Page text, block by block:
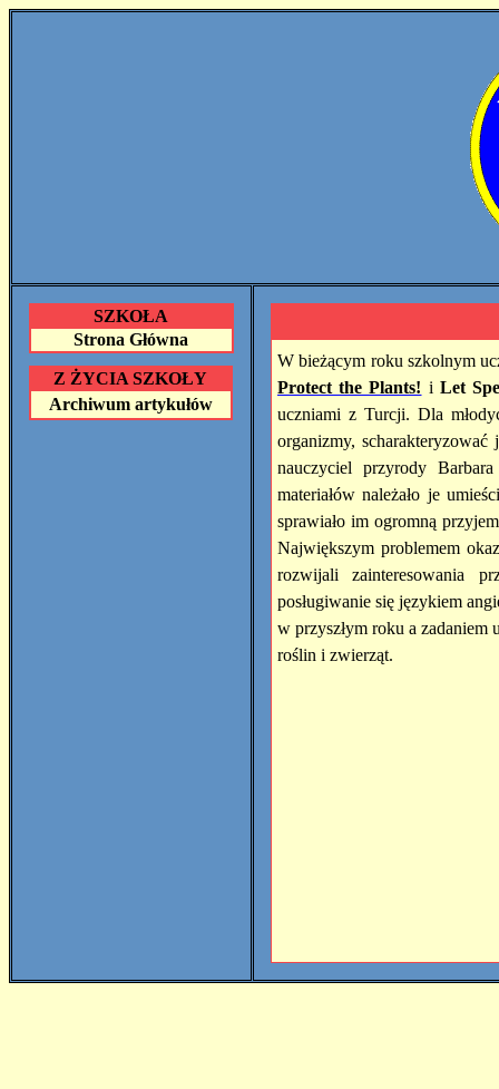
SZKOŁA
Strona Główna
Z ŻYCIA SZKOŁY
Archiwum artykułów
W bieżącym roku szkolnym
Protect the Plants! i Let
uczniami z Turcji. Dla
organizmy,
nauczyciel przyrody
materiałów należało je
sprawiało im ogromną
Największym problemem
rozwijali zainteresowania
posługiwanie się językiem
w przyszłym roku a
roślin i zwierząt.